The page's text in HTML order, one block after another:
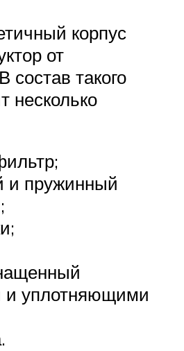
корпус
от
состав такого
несколько
и пружинный
и уплотняющими